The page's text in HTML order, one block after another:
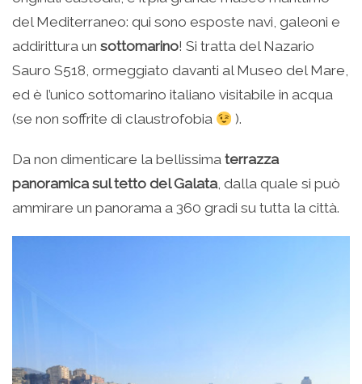
del Mediterraneo: qui sono esposte navi, galeoni e
addirittura un sottomarino! Si tratta del Nazario
Sauro S518, ormeggiato davanti al Museo del Mare,
ed è l’unico sottomarino italiano visitabile in acqua
(se non soffrite di claustrofobia
).
Da non dimenticare la bellissima terrazza
panoramica sul tetto del Galata, dalla quale si può
ammirare un panorama a 360 gradi su tutta la città.